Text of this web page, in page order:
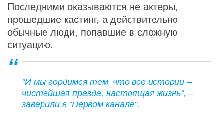
Последними оказываются не актеры,
прошедшие кастинг, а действительно
обычные люди, попавшие в сложную
ситуацию.
"И мы гордимся тем, что все истории –
чистейшая правда, настоящая жизнь", –
заверили в "Первом канале".